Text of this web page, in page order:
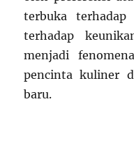
terbuka terhadap
terhadap
menjadi
pencinta kuliner
baru.